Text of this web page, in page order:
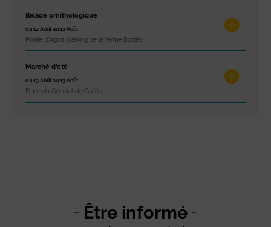
Balade ornithologique
du 12 Août au 12 Août
Pointe d'Agon (parking de la ferme Borde)
Marché d’été
du 13 Août au 13 Août
Place du Général de Gaulle
Être informé